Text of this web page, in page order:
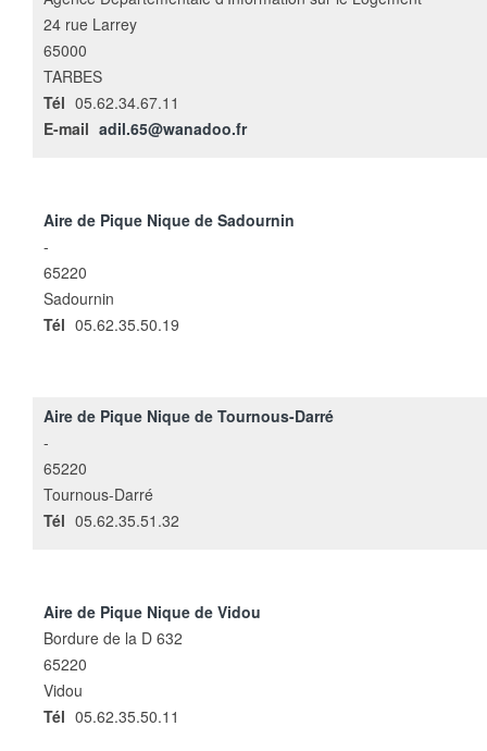
24 rue Larrey
65000
TARBES
Tél 05.62.34.67.11
E-mail adil.65@wanadoo.fr
Aire de Pique Nique de Sadournin
-
65220
Sadournin
Tél 05.62.35.50.19
Aire de Pique Nique de Tournous-Darré
-
65220
Tournous-Darré
Tél 05.62.35.51.32
Aire de Pique Nique de Vidou
Bordure de la D 632
65220
Vidou
Tél 05.62.35.50.11